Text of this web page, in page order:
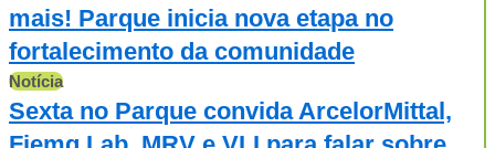
mais! Parque inicia nova etapa no
fortalecimento da comunidade
Notícia
Sexta no Parque convida ArcelorMittal,